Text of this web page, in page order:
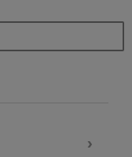
キ編みストッキング。
現。
ました。
サンダルやパンプスに合
›